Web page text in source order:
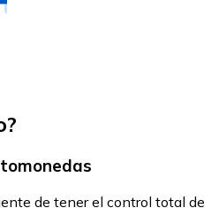
de tener el control total de